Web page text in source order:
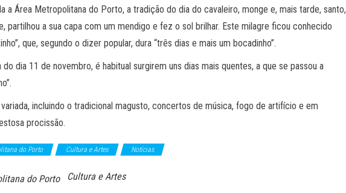
a Área Metropolitana do Porto, a tradição do dia do cavaleiro, monge e, mais tarde, santo,
partilhou a sua capa com um mendigo e fez o sol brilhar. Este milagre ficou conhecido
que, segundo o dizer popular, dura “três dias e mais um bocadinho”.
dia 11 de novembro, é habitual surgirem uns dias mais quentes, a que se passou a
incluindo o tradicional magusto, concertos de música, fogo de artifício e em
procissão.
do Porto Cultura e Artes Notícias
do Porto Cultura e Artes